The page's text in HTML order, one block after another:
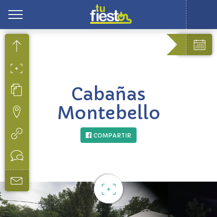
Cabañas
Montebello
COMPARTIR